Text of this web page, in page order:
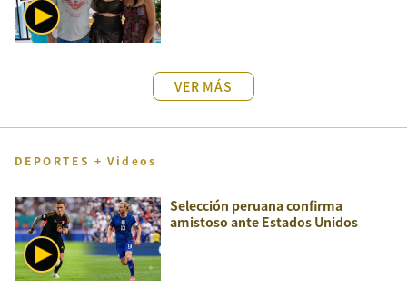
VER MÁS
DEPORTES + Videos
Selección peruana confirma
amistoso ante Estados Unidos